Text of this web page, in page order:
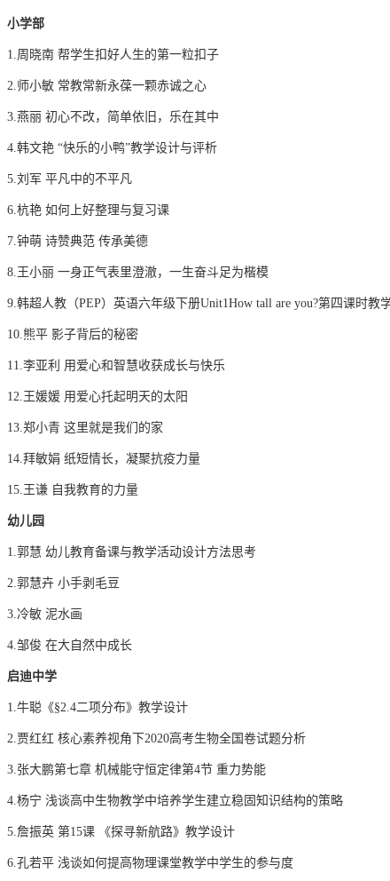
小学部
1.周晓南 帮学生扣好人生的第一粒扣子
2.师小敏 常教常新永葆一颗赤诚之心
3.燕丽 初心不改，简单依旧，乐在其中
4.韩文艳 “快乐的小鸭”教学设计与评析
5.刘军 平凡中的不平凡
6.杭艳 如何上好整理与复习课
7.钟萌 诗赞典范 传承美德
8.王小丽 一身正气表里澄澈，一生奋斗足为楷模
9.韩超人教（PEP）英语六年级下册Unit1How tall are you?第四课时教
10.熊平 影子背后的秘密
11.李亚利 用爱心和智慧收获成长与快乐
12.王媛媛 用爱心托起明天的太阳
13.郑小青 这里就是我们的家
14.拜敏娟 纸短情长，凝聚抗疫力量
15.王谦 自我教育的力量
幼儿园
1.郭慧 幼儿教育备课与教学活动设计方法思考
2.郭慧卉 小手剥毛豆
3.冷敏 泥水画
4.邹俊 在大自然中成长
启迪中学
1.牛聪《§2.4二项分布》教学设计
2.贾红红 核心素养视角下2020高考生物全国卷试题分析
3.张大鹏第七章 机械能守恒定律第4节 重力势能
4.杨宁 浅谈高中生物教学中培养学生建立稳固知识结构的策略
5.詹振英 第15课 《探寻新航路》教学设计
6.孔若平 浅谈如何提高物理课堂教学中学生的参与度